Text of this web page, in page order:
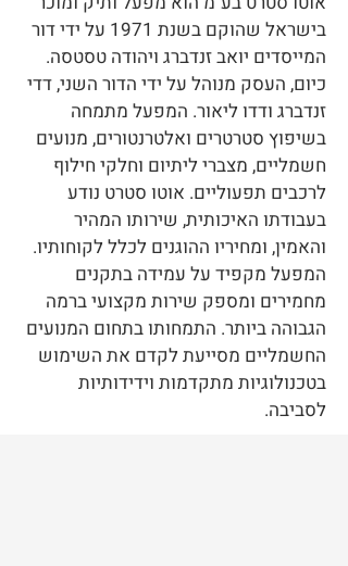
בישראל שהוקם בשנת 1971 על ידי דור
המייסדים יואב זנדברג ויהודה טסטסה.
כיום, העסק מנוהל על ידי הדור השני, דדי
זנדברג ודדו ליאור. המפעל מתמחה
בשיפוץ סטרטרים ואלטרנטורים, מנועים
חשמליים, מצברי ליתיום וחלקי חילוף
לרכבים תפעוליים. אוטו סטרט נודע
בעבודתו האיכותית, שירותו המהיר
והאמין, ומחיריו ההוגנים לכלל לקוחותיו.
המפעל מקפיד על עמידה בתקנים
מחמירים ומספק שירות מקצועי ברמה
הגבוהה ביותר. התמחותו בתחום המנועים
החשמליים מסייעת לקדם את השימוש
בטכנולוגיות מתקדמות וידידותיות
לסביבה.